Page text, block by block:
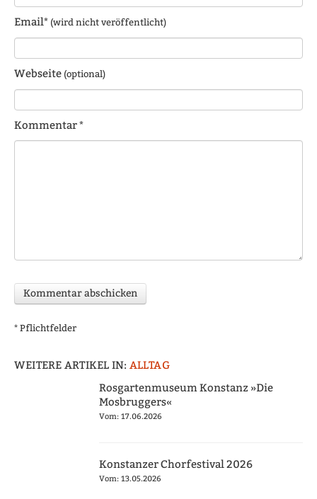
Email* (wird nicht veröffentlicht)
Webseite (optional)
Kommentar *
* Pflichtfelder
WEITERE ARTIKEL IN: ALLTAG
Rosgartenmuseum Konstanz »Die
Mosbruggers«
Vom: 17.06.2026
Konstanzer Chorfestival 2026
Vom: 13.05.2026